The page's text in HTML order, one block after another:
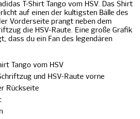
T-Shirt Tango vom HSV. Das Shirt
auf einen der kultigsten Bälle des
Vorderseite prangt neben dem
die HSV-Raute. Eine große Grafik
dass du ein Fan des legendären
Tango vom HSV
und HSV-Raute vorne
Rückseite